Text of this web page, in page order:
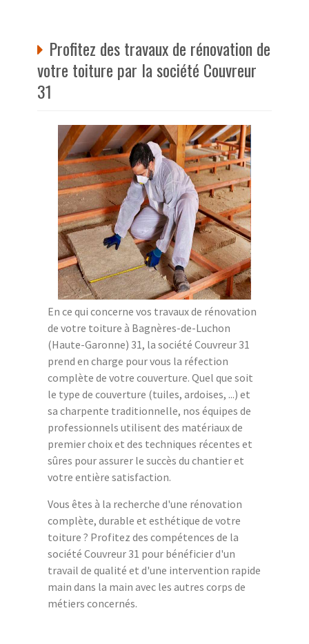
Profitez des travaux de rénovation de
votre toiture par la société Couvreur
31
En ce qui concerne vos travaux de rénovation
de votre toiture à Bagnères-de-Luchon
(Haute-Garonne) 31, la société Couvreur 31
prend en charge pour vous la réfection
complète de votre couverture. Quel que soit
le type de couverture (tuiles, ardoises, ...) et
sa charpente traditionnelle, nos équipes de
professionnels utilisent des matériaux de
premier choix et des techniques récentes et
sûres pour assurer le succès du chantier et
votre entière satisfaction.
Vous êtes à la recherche d'une rénovation
complète, durable et esthétique de votre
toiture ? Profitez des compétences de la
société Couvreur 31 pour bénéficier d'un
travail de qualité et d'une intervention rapide
main dans la main avec les autres corps de
métiers concernés.